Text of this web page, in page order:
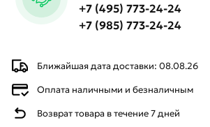
Ближайшая дата доставки: 08.08.26
Оплата наличными и безналичным
Возврат товара в течение 7 дней
+7 (495) 773-24-24
+7 (985) 773-24-24